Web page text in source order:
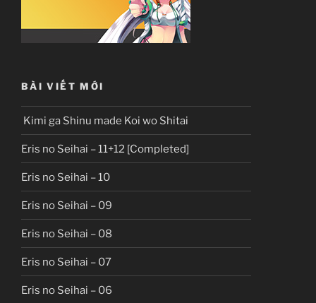
BÀI VIẾT MỚI
Kimi ga Shinu made Koi wo Shitai
Eris no Seihai – 11+12 [Completed]
Eris no Seihai – 10
Eris no Seihai – 09
Eris no Seihai – 08
Eris no Seihai – 07
Eris no Seihai – 06